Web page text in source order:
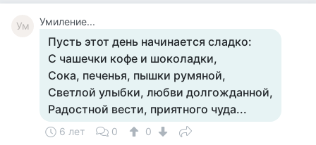
Ум Умиление...
Пусть этот день начинается сладко:
С чашечки кофе и шоколадки,
Сока, печенья, пышки румяной,
Светлой улыбки, любви долгожданной,
Радостной вести, приятного чуда...
6 лет 0 0